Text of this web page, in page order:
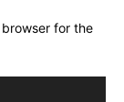
for the